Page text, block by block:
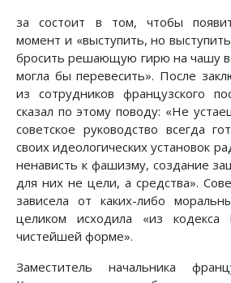
за состоит в том, чтобы
момент и «выступить, но
бросить решающую гирю на чашу
могла бы перевесить». После
из сотрудников французского
сказал по этому поводу: «Не
советское руководство всегда
своих идеологических установок
ненависть к фашизму, создание
для них не цели, а средства».
зависела от каких-либо
целиком исходила «из кодекса
чистейшей форме».
Заместитель начальника